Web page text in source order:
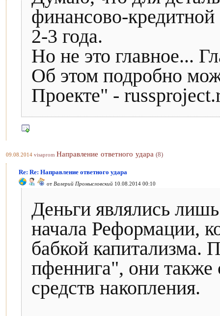
финансово-
2-3 года.
Но не это главное...
Об этом подробно
Проекте" -
09.08.2014 visaprom Направление ответного удара (8)
Re: Re: Направление ответного удара
от Валерий Промысловский 10.08.2014 00:10
Деньги являлись
начала Реформации,
бабкой капитализма.
пфеннига", они
средств накопления.